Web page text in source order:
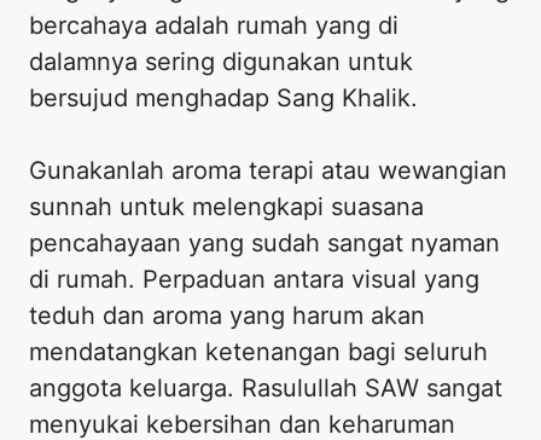
bercahaya adalah rumah yang di
dalamnya sering digunakan untuk
bersujud menghadap Sang Khalik.
Gunakanlah aroma terapi atau wewangian
sunnah untuk melengkapi suasana
pencahayaan yang sudah sangat nyaman
di rumah. Perpaduan antara visual yang
teduh dan aroma yang harum akan
mendatangkan ketenangan bagi seluruh
anggota keluarga. Rasulullah SAW sangat
menyukai kebersihan dan keharuman